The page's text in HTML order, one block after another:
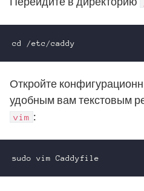
cd /etc/caddy
Откройте
удобным вам текстовым
vim :
sudo vim Caddyfile